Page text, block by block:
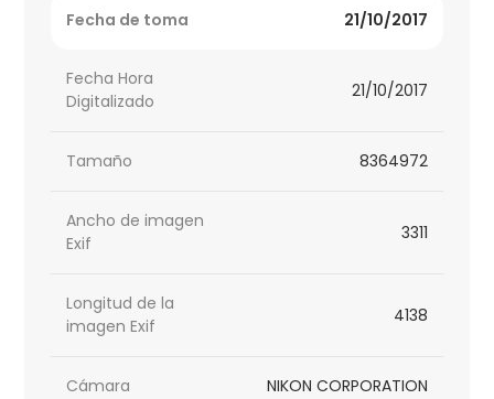
Fecha de toma 21/10/2017
Fecha Hora
Digitalizado
21/10/2017
Tamaño 8364972
Ancho de imagen
Exif
3311
Longitud de la
imagen Exif
4138
Cámara NIKON CORPORATION